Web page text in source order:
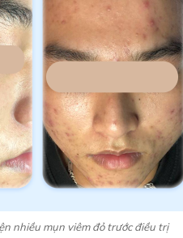
nhiều mụn viêm đỏ trước điều trị